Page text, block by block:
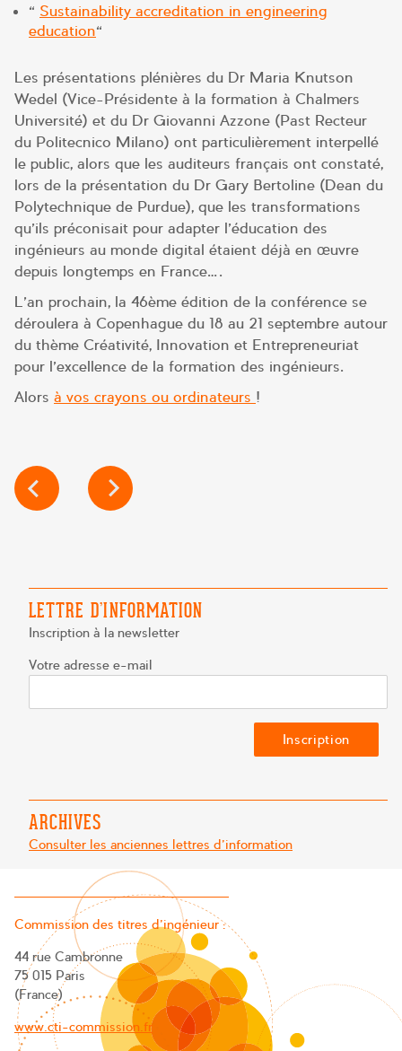
« Sustainability accreditation in engineering
education«
Les présentations plénières du Dr Maria Knutson
Wedel (Vice-Présidente à la formation à Chalmers
Université) et du Dr Giovanni Azzone (Past Recteur
du Politecnico Milano) ont particulièrement interpellé
le public, alors que les auditeurs français ont constaté,
lors de la présentation du Dr Gary Bertoline (Dean du
Polytechnique de Purdue), que les transformations
qu’ils préconisait pour adapter l’éducation des
ingénieurs au monde digital étaient déjà en œuvre
depuis longtemps en France….
L’an prochain, la 46ème édition de la conférence se
déroulera à Copenhague du 18 au 21 septembre autour
du thème Créativité, Innovation et Entrepreneuriat
pour l’excellence de la formation des ingénieurs.
Alors à vos crayons ou ordinateurs !
NAVIGATION
DE
LETTRE D’INFORMATION
Inscription à la newsletter
Votre adresse e-mail
ARCHIVES
Consulter les anciennes lettres d'information
Commission des titres d’ingénieur :
44 rue Cambronne
75 015 Paris
(France)
www.cti-commission.fr